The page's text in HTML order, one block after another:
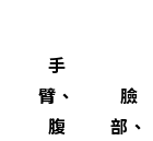
手
臂、
腹
臉
部、